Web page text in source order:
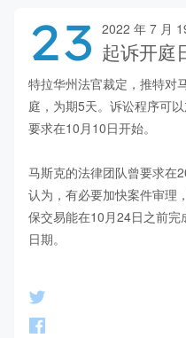
23 2022 年 7 月
起诉开庭
特拉华州法官裁定，推特对
庭，为期5天。诉讼程序可
要求在10月10日开始。
马斯克的法律团队曾要求在
认为，有必要加快案件审理
保交易能在10月24日之前
日期。